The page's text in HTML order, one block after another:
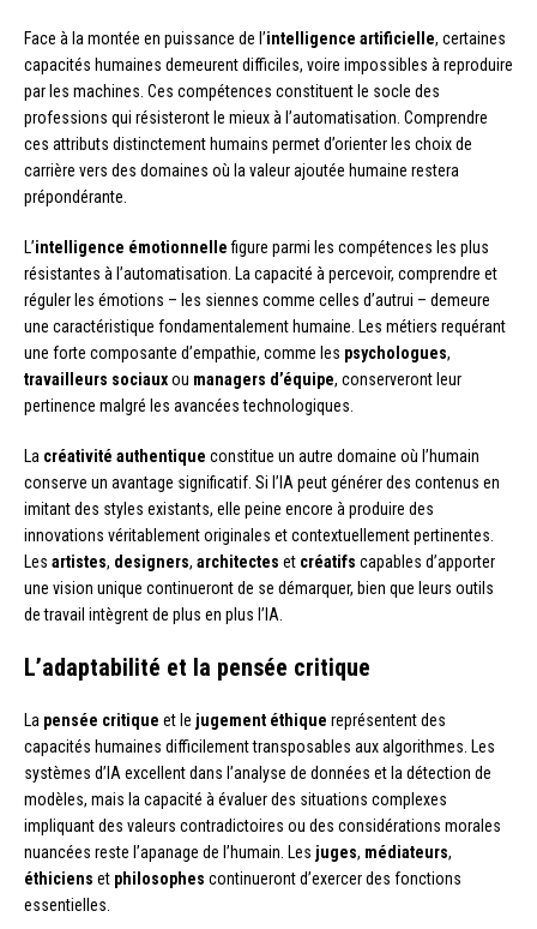
Face à la montée en puissance de l’intelligence artificielle, certaines
capacités humaines demeurent difficiles, voire impossibles à reproduire
par les machines. Ces compétences constituent le socle des
professions qui résisteront le mieux à l’automatisation. Comprendre
ces attributs distinctement humains permet d’orienter les choix de
carrière vers des domaines où la valeur ajoutée humaine restera
prépondérante.
L’intelligence émotionnellefigure parmi les compétences les plus
résistantes à l’automatisation. La capacité à percevoir, comprendre et
réguler les émotions – les siennes comme celles d’autrui – demeure
une caractéristique fondamentalement humaine. Les métiers requérant
une forte composante d’empathie, comme les psychologues,
travailleurs sociauxou managers d’équipe, conserveront leur
pertinence malgré les avancées technologiques.
La créativité authentique constitue un autre domaine où l’humain
conserve un avantage significatif. Si l’IA peut générer des contenus en
imitant des styles existants, elle peine encore à produire des
innovations véritablement originales et contextuellement pertinentes.
Les artistes, designers, architectes et créatifs capables d’apporter
une vision unique continueront de se démarquer, bien que leurs outils
de travail intègrent de plus en plus l’IA.
L’adaptabilité et la pensée critique
La pensée critique et le jugement éthique représentent des
capacités humaines difficilement transposables aux algorithmes. Les
systèmes d’IA excellent dans l’analyse de données et la détection de
modèles, mais la capacité à évaluer des situations complexes
impliquant des valeurs contradictoires ou des considérations morales
nuancées reste l’apanage de l’humain. Les juges, médiateurs,
éthiciens et philosophes continueront d’exercer des fonctions
essentielles.